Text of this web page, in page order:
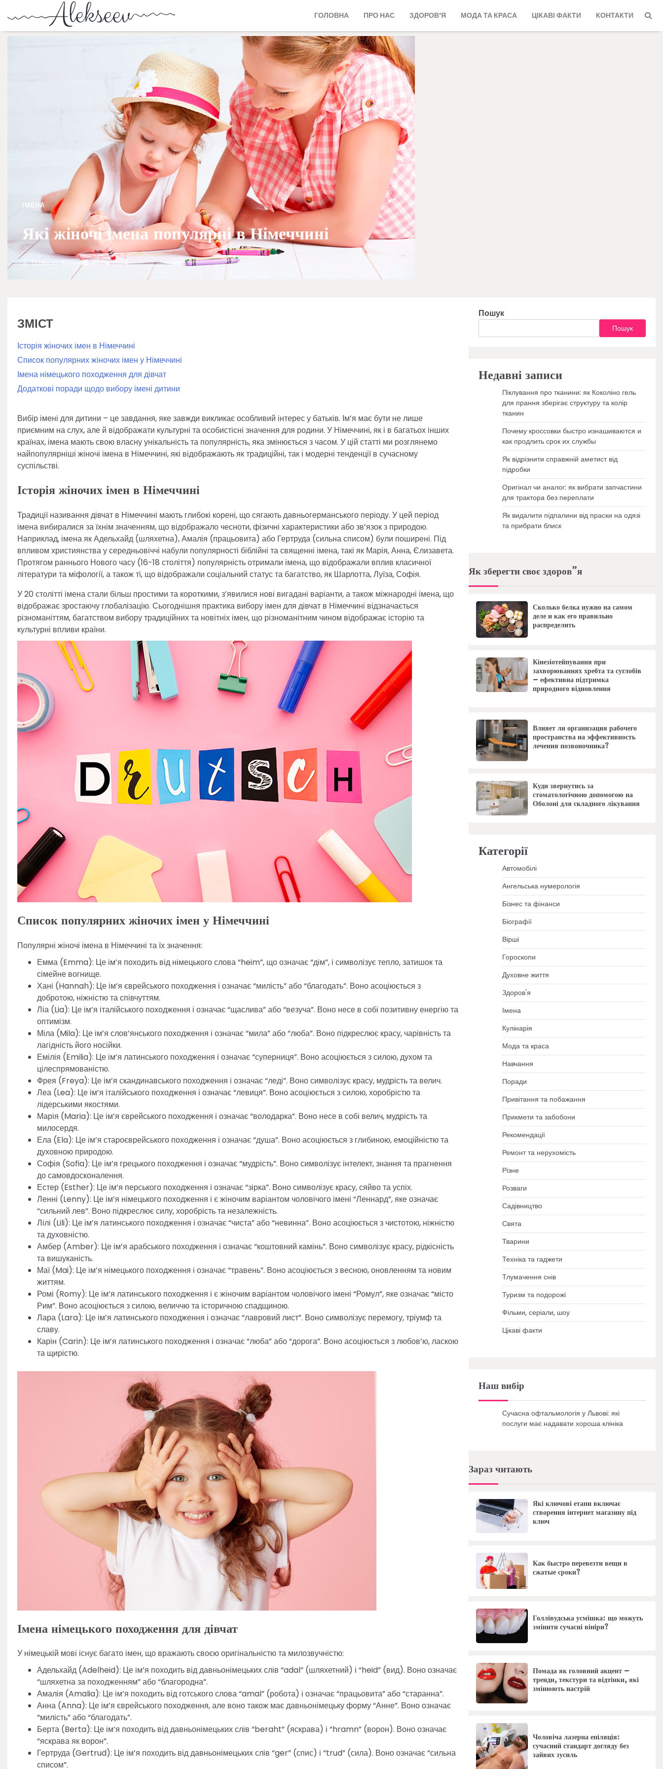
ГОЛОВНА ПРО НАС ЗДОРОВ’Я МОДА ТА КРАСА ЦІКАВІ ФАКТИ КОНТАКТИ
ІМЕНА
Які жіночі імена популярні в Німеччині
Туленіна Каріна 25.04.2024
ЗМІСТ
Історія жіночих імен в Німеччині
Список популярних жіночих імен у Німеччині
Імена німецького походження для дівчат
Додаткові поради щодо вибору імені дитини
Вибір імені для дитини – це завдання, яке завжди викликає особливий інтерес у батьків. Ім’я має бути не лише
приємним на слух, але й відображати культурні та особистісні значення для родини. У Німеччині, як і в багатьох інших
країнах, імена мають свою власну унікальність та популярність, яка змінюється з часом. У цій статті ми розглянемо
найпопулярніші жіночі імена в Німеччині, які відображають як традиційні, так і модерні тенденції в сучасному
суспільстві.
Історія жіночих імен в Німеччині
Традиції називання дівчат в Німеччині мають глибокі корені, що сягають давньогерманського періоду. У цей період
імена вибиралися за їхнім значенням, що відображало чесноти, фізичні характеристики або зв’язок з природою.
Наприклад, імена як Адельхайд (шляхетна), Амалія (працьовита) або Гертруда (сильна списом) були поширені. Під
впливом християнства у середньовіччі набули популярності біблійні та священні імена, такі як Марія, Анна, Єлизавета.
Протягом раннього Нового часу (16-18 століття) популярність отримали імена, що відображали вплив класичної
літератури та міфології, а також ті, що відображали соціальний статус та багатство, як Шарлотта, Луїза, Софія.
У 20 столітті імена стали більш простими та короткими, з’явилися нові вигадані варіанти, а також міжнародні імена, що
відображає зростаючу глобалізацію. Сьогоднішня практика вибору імен для дівчат в Німеччині відзначається
різноманіттям, багатством вибору традиційних та новітніх імен, що різноманітним чином відображає історію та
культурні впливи країни.
Список популярних жіночих імен у Німеччині
Популярні жіночі імена в Німеччині та їх значення:
Емма (Emma): Це ім’я походить від німецького слова “heim”, що означає “дім”, і символізує тепло, затишок та
сімейне вогнище.
Хані (Hannah): Це ім’я єврейського походження і означає “милість” або “благодать”. Воно асоціюється з
добротою, ніжністю та співчуттям.
Ліа (Lia): Це ім’я італійського походження і означає “щаслива” або “везуча”. Воно несе в собі позитивну енергію та
оптимізм.
Міла (Mila): Це ім’я слов’янського походження і означає “мила” або “люба”. Воно підкреслює красу, чарівність та
лагідність його носійки.
Емілія (Emilia): Це ім’я латинського походження і означає “суперниця”. Воно асоціюється з силою, духом та
цілеспрямованістю.
Фрея (Freya): Це ім’я скандинавського походження і означає “леді”. Воно символізує красу, мудрість та велич.
Леа (Lea): Це ім’я італійського походження і означає “левиця”. Воно асоціюється з силою, хоробрістю та
лідерськими якостями.
Марія (Maria): Це ім’я єврейського походження і означає “володарка”. Воно несе в собі велич, мудрість та
милосердя.
Ела (Ela): Це ім’я староєврейського походження і означає “душа”. Воно асоціюється з глибиною, емоційністю та
духовною природою.
Софія (Sofia): Це ім’я грецького походження і означає “мудрість”. Воно символізує інтелект, знання та прагнення
до самовдосконалення.
Естер (Esther): Це ім’я перського походження і означає “зірка”. Воно символізує красу, сяйво та успіх.
Ленні (Lenny): Це ім’я німецького походження і є жіночим варіантом чоловічого імені “Леннард”, яке означає
“сильний лев”. Воно підкреслює силу, хоробрість та незалежність.
Лілі (Lili): Це ім’я латинського походження і означає “чиста” або “невинна”. Воно асоціюється з чистотою, ніжністю
та духовністю.
Амбер (Amber): Це ім’я арабського походження і означає “коштовний камінь”. Воно символізує красу, рідкісність
та вишуканість.
Маї (Mai): Це ім’я німецького походження і означає “травень”. Воно асоціюється з весною, оновленням та новим
життям.
Ромі (Romy): Це ім’я латинського походження і є жіночим варіантом чоловічого імені “Ромул”, яке означає “місто
Рим”. Воно асоціюється з силою, величчю та історичною спадщиною.
Лара (Lara): Це ім’я латинського походження і означає “лавровий лист”. Воно символізує перемогу, тріумф та
славу.
Карін (Carin): Це ім’я латинського походження і означає “люба” або “дорога”. Воно асоціюється з любов’ю, ласкою
та щирістю.
Імена німецького походження для дівчат
У німецькій мові існує багато імен, що вражають своєю оригінальністю та милозвучністю:
Адельхайд (Adelheid): Це ім’я походить від давньонімецьких слів “adal” (шляхетний) і “heid” (вид). Воно означає
“шляхетна за походженням” або “благородна”.
Амалія (Amalia): Це ім’я походить від готського слова “amal” (робота) і означає “працьовита” або “старанна”.
Анна (Anna): Це ім’я єврейського походження, але воно також має давньонімецьку форму “Анне”. Воно означає
“милість” або “благодать”.
Берта (Berta): Це ім’я походить від давньонімецьких слів “beraht” (яскрава) і “hramn” (ворон). Воно означає
“яскрава як ворон”.
Гертруда (Gertrud): Це ім’я походить від давньонімецьких слів “ger” (спис) і “trud” (сила). Воно означає “сильна
списом”.
Пошук
Пошук
Недавні записи
Піклування про тканини: як Коколіно гель
для прання зберігає структуру та колір
тканин
Почему кроссовки быстро изнашиваются и
как продлить срок их службы
Як відрізнити справжній аметист від
підробки
Оригінал чи аналог: як вибрати запчастини
для трактора без переплати
Як видалити підпалини від праски на одязі
та прибрати блиск
Як зберегти своє здоров”я
Сколько белка нужно на самом
деле и как его правильно
распределить
Кінезіотейпування при
захворюваннях хребта та суглобів
– ефективна підтримка
природного відновлення
Влияет ли организация рабочего
пространства на эффективность
лечения позвоночника?
Куди звернутись за
стоматологічною допомогою на
Оболоні для складного лікування
Категорії
Автомобілі
Ангельська нумерологія
Бізнес та фінанси
Біографії
Вірші
Гороскопи
Духовне життя
Здоров'я
Імена
Кулінарія
Мода та краса
Навчання
Поради
Привітання та побажання
Прикмети та забобони
Рекомендації
Ремонт та нерухомість
Різне
Розваги
Садівництво
Свята
Тварини
Техніка та гаджети
Тлумачення снів
Туризм та подорожі
Фільми, серіали, шоу
Цікаві факти
Наш вибір
Сучасна офтальмологія у Львові: які
послуги має надавати хороша клініка
Зараз читають
Які ключові етапи включає
створення інтернет магазину під
ключ
Как быстро перевезти вещи в
сжатые сроки?
Голлівудська усмішка: що можуть
змінити сучасні вініри?
Помада як головний акцент –
тренди, текстури та відтінки, які
змінюють настрій
Чоловіча лазерна епіляція:
сучасний стандарт догляду без
зайвих зусиль